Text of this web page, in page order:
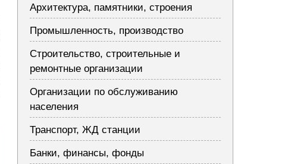
Архитектура, памятники, строения
Промышленность, производство
Строительство, строительные и
ремонтные организации
Организации по обслуживанию
населения
Транспорт, ЖД станции
Банки, финансы, фонды